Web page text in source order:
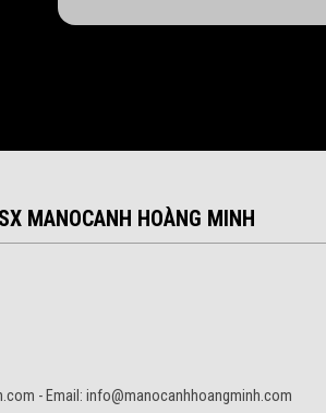
MANOCANH HOÀNG MINH
- Email: info@manocanhhoangminh.com